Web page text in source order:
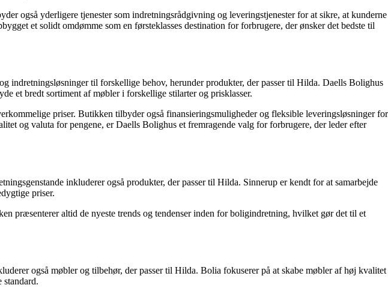
også yderligere tjenester som indretningsrådgivning og leveringstjenester for at sikre, at kunderne
et solidt omdømme som en førsteklasses destination for forbrugere, der ønsker det bedste til
indretningsløsninger til forskellige behov, herunder produkter, der passer til Hilda. Daells Bolighus
et bredt sortiment af møbler i forskellige stilarter og prisklasser.
priser. Butikken tilbyder også finansieringsmuligheder og fleksible leveringsløsninger for
og valuta for pengene, er Daells Bolighus et fremragende valg for forbrugere, der leder efter
inkluderer også produkter, der passer til Hilda. Sinnerup er kendt for at samarbejde
priser.
præsenterer altid de nyeste trends og tendenser inden for boligindretning, hvilket gør det til et
også møbler og tilbehør, der passer til Hilda. Bolia fokuserer på at skabe møbler af høj kvalitet
standard.